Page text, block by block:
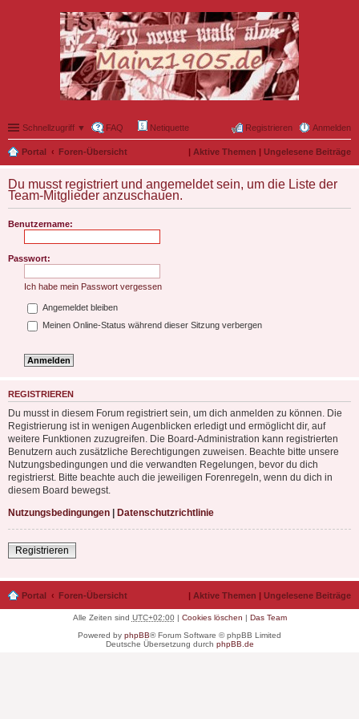
Schnellzugriff ▼ FAQ Netiquette Anmelden
Registrieren
Portal Foren-Übersicht | Aktive Themen | Ungelesene Beiträge
Du musst registriert und angemeldet sein, um die Liste der
Team-Mitglieder anzuschauen.
Benutzername:
Passwort:
Ich habe mein Passwort vergessen
Angemeldet bleiben
Meinen Online-Status während dieser Sitzung verbergen
REGISTRIEREN
Du musst in diesem Forum registriert sein, um dich anmelden zu können. Die
Registrierung ist in wenigen Augenblicken erledigt und ermöglicht dir, auf
weitere Funktionen zuzugreifen. Die Board-Administration kann registrierten
Benutzern auch zusätzliche Berechtigungen zuweisen. Beachte bitte unsere
Nutzungsbedingungen und die verwandten Regelungen, bevor du dich
registrierst. Bitte beachte auch die jeweiligen Forenregeln, wenn du dich in
diesem Board bewegst.
Nutzungsbedingungen | Datenschutzrichtlinie
Registrieren
Portal Foren-Übersicht | Aktive Themen | Ungelesene Beiträge
Alle Zeiten sind UTC+02:00| Cookies löschen | Das Team
Powered by phpBB® Forum Software © phpBB Limited
Deutsche Übersetzung durch phpBB.de